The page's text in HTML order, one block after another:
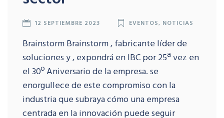
12 SEPTIEMBRE 2023 EVENTOS, NOTICIAS
Brainstorm Brainstorm , fabricante líder de
soluciones y , expondrá en IBC por 25ª vez en
el 30º Aniversario de la empresa. se
enorgullece de este compromiso con la
industria que subraya cómo una empresa
centrada en la innovación puede seguir